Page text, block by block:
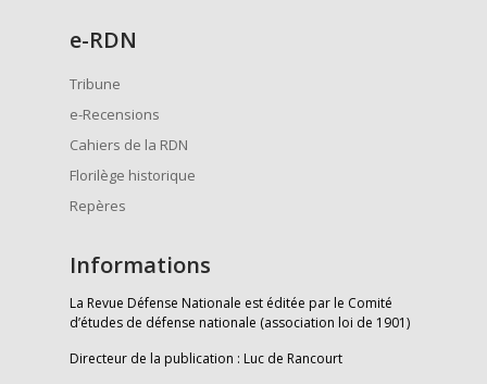
e-RDN
Tribune
e-Recensions
Cahiers de la RDN
Florilège historique
Repères
Informations
La Revue Défense Nationale est éditée par le Comité
d’études de défense nationale (association loi de 1901)
Directeur de la publication : Luc de Rancourt